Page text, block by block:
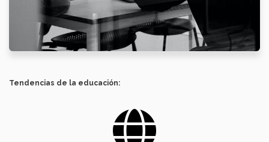
Tendencias de la educación: